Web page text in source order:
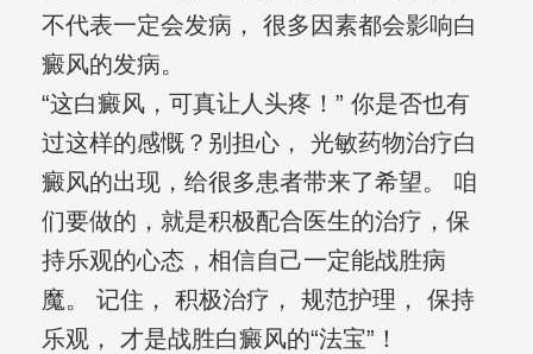
不代表一定会发病， 很多因素都会影响白
癜风的发病。
“这白癜风，可真让人头疼！” 你是否也有
过这样的感慨？别担心， 光敏药物治疗白
癜风的出现，给很多患者带来了希望。 咱
们要做的，就是积极配合医生的治疗，保
持乐观的心态，相信自己一定能战胜病
魔。 记住， 积极治疗， 规范护理， 保持
乐观， 才是战胜白癜风的“法宝”！